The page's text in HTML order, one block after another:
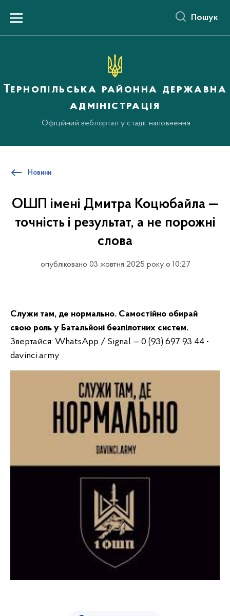
вмістуMenu Пошук
Тернопільська районна державна
адміністрація
Офіційний вебпортал у стадії наповнення
Новини
ОШП імені Дмитра Коцюбайла —
точність і результат, а не порожні
слова
опубліковано 03 жовтня 2025 року о 10:27
Служи там, де нормально. Самостійно обирай
свою роль у Батальйоні безпілотних систем.
Звертайся: WhatsApp / Signal — 0 (93) 697 93 44 •
davinci.army